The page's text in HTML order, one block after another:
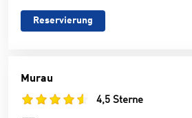
Reservierung
Murau
4,5 Sterne